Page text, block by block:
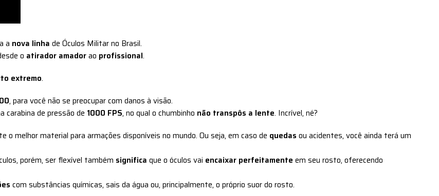
a nova linha de Óculos Militar no Brasil.
o atirador amadorao profissional.
extremo.
, para você não se preocupar com danos à visão.
carabina de pressão de 1000 FPS, no qual o chumbinho não transpôs a lente. Incrível, né?
o melhor material para armações disponíveis no mundo. Ou seja, em caso de quedas ou acidentes, você ainda terá um
porém, ser flexível também significa que o óculos vai encaixar perfeitamente em seu rosto, oferecendo
com substâncias químicas, sais da água ou, principalmente, o próprio suor do rosto.